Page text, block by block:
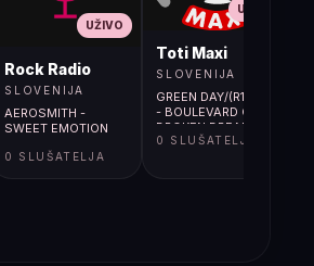
UŽIVO
Rock Radio
SLOVENIJA
AEROSMITH -
SWEET EMOTION
0 SLUŠATELJA
UŽIVO
Toti Maxi
SLOVENIJA
GREEN DAY/(R1 CUT)
- BOULEVARD OF
BROKEN DREAMS
0 SLUŠATELJA